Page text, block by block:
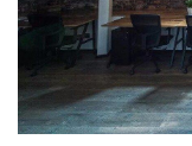
流